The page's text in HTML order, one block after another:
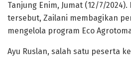
Tanjung Enim, Jumat (12/7/
tersebut, Zailani membagikan
mengelola program Eco
Ayu Ruslan, salah satu peserta